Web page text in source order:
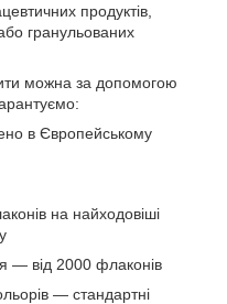
продуктів,
гранульованих
можна за допомогою
в Європейському
на найходовіші
— від 2000 флаконів
— стандартні